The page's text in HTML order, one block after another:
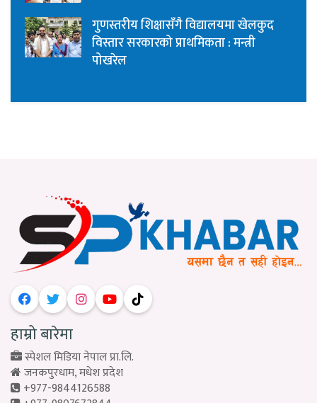
गुणस्तरीय शिक्षासँगै विद्यालयमा खेलकुद
विस्तार सरकारको प्राथमिकता : मन्त्री
पोखरेल
हाम्रो बारेमा
स्पेशल मिडिया नेपाल प्रा.लि.
जनकपुरधाम, मधेश प्रदेश
+977-9844126588